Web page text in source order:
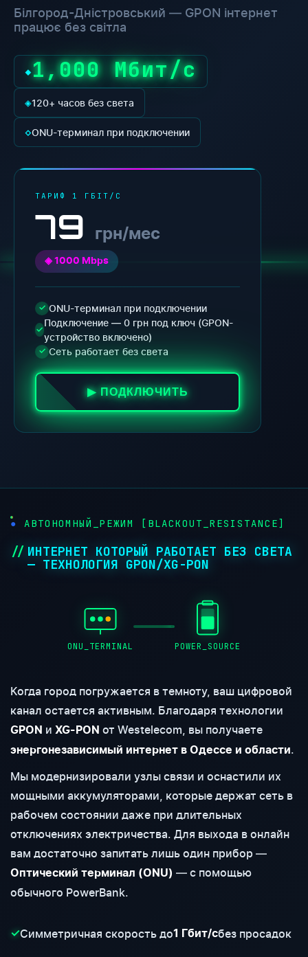
Білгород-Дністровський — GPON інтернет
працює без світла
◆1,000 Мбит/с
◈120+ часов без света
◇ONU-терминал при подключении
ТАРИФ 1 ГБІТ/С
79 грн/мес
◈ 1000 Mbps
✓ ONU-терминал при подключении
✓
Подключение — 0 грн под ключ (GPON-
устройство включено)
✓ Сеть работает без света
▶ ПОДКЛЮЧИТЬ
АВТОНОМНЫЙ_РЕЖИМ [BLACKOUT_RESISTANCE]
ИНТЕРНЕТ КОТОРЫЙ РАБОТАЕТ БЕЗ СВЕТА
— ТЕХНОЛОГИЯ GPON/XG-PON
ONU_TERMINAL POWER_SOURCE
Когда город погружается в темноту, ваш цифровой
канал остается активным. Благодаря технологии
GPON и XG-PON от Westelecom, вы получаете
энергонезависимый интернет в Одессе и области.
Мы модернизировали узлы связи и оснастили их
мощными аккумуляторами, которые держат сеть в
рабочем состоянии даже при длительных
отключениях электричества. Для выхода в онлайн
вам достаточно запитать лишь один прибор —
Оптический терминал (ONU) — с помощью
обычного PowerBank.
✓Симметричная скорость до1 Гбит/сбез просадок